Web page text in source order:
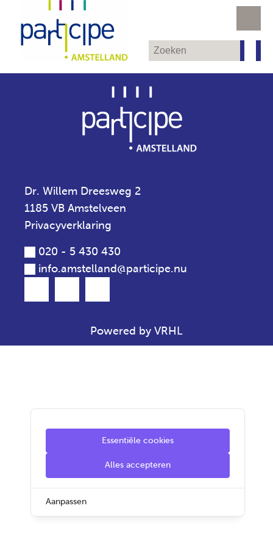
Dr. Willem Dreesweg 2
1185 VB Amstelveen
Privacyverklaring
020 - 5 430 430
info.amstelland@participe.nu
Powered by VRHL
Essentiële cookies
Alles accepteren
Aanpassen